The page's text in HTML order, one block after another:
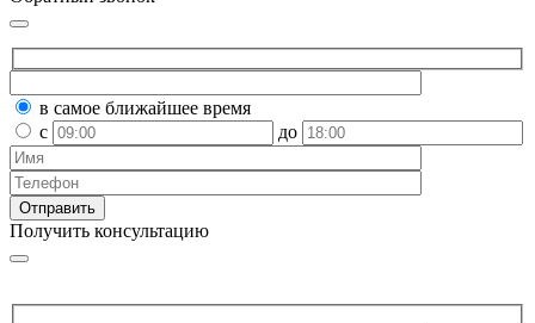
в самое ближайшее время
с
до
Получить консультацию